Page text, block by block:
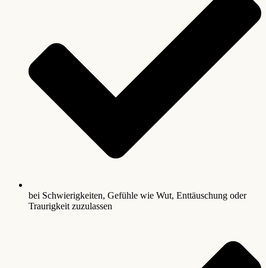
bei Schwierigkeiten, Gefühle wie Wut, Enttäuschung oder
Traurigkeit zuzulassen